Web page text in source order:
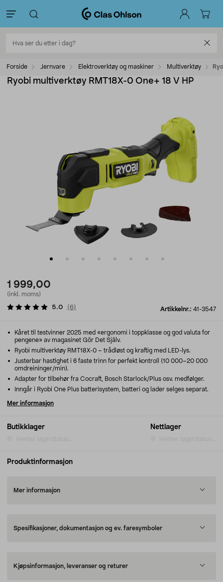
Forside Jernvare Elektroverktøy og maskiner Multiverktøy
Ryobi multiverktøy RMT18X-0 One+ 18 V HP
1 999,00
(inkl. moms)
Artikkelnr.: 41-3547
5.0 (6)
Butikklager Nettlager
Kåret til testvinner 2025 med «ergonomi i toppklasse og god valuta for
pengene» av magasinet Gör Det Själv.
Ryobi multiverktøy RMT18X-0 – trådløst og kraftig med LED-lys.
Justerbar hastighet i 6 faste trinn for perfekt kontroll (10 000–20 000
omdreininger/min).
Adapter for tilbehør fra Cocraft, Bosch Starlock/Plus osv. medfølger.
Inngår i Ryobi One Plus batterisystem, batteri og lader selges separat.
Mer informasjon
Produktinformasjon
Mer informasjon
Spesifikasjoner, dokumentasjon og ev. faresymboler
Kjøpsinformasjon, leveranser og returer